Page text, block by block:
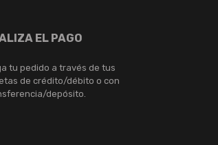
EL PAGO
tu pedido a través de tus
de crédito/débito o con
depósito.